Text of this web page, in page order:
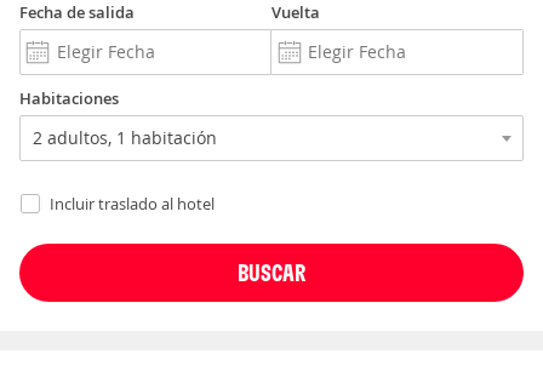
Fecha de salida Vuelta
Habitaciones
Incluir traslado al hotel